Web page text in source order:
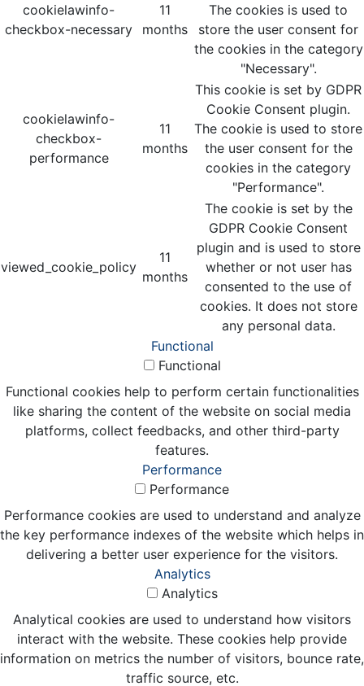
cookielawinfo-
checkbox-necessary
11
months
The cookies is used to
store the user consent for
the cookies in the category
"Necessary".
cookielawinfo-
checkbox-
performance
11
months
This cookie is set by GDPR
Cookie Consent plugin.
The cookie is used to store
the user consent for the
cookies in the category
"Performance".
viewed_cookie_policy
11
months
The cookie is set by the
GDPR Cookie Consent
plugin and is used to store
whether or not user has
consented to the use of
cookies. It does not store
any personal data.
Functional
Functional
Functional cookies help to perform certain functionalities
like sharing the content of the website on social media
platforms, collect feedbacks, and other third-party
features.
Performance
Performance
Performance cookies are used to understand and analyze
the key performance indexes of the website which helps in
delivering a better user experience for the visitors.
Analytics
Analytics
Analytical cookies are used to understand how visitors
interact with the website. These cookies help provide
information on metrics the number of visitors, bounce rate,
traffic source, etc.